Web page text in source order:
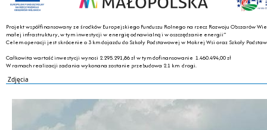
Projekt współfinansowany ze środków Europejskiego Funduszu Rolnego na rzecz Rozwoju Obszarów
małej infrastruktury, w tym inwestycji w energię odnawialną i w oszczędzanie energii”
Celem operacji jest skrócenie o 3 km dojazdu do Szkoły Podstawowej w Mokrej Wsi oraz Szkoły
Całkowita wartość inwestycji wynosi 2.295.291,86 zł w tym dofinansowanie 1.460.494,00 zł
W ramach realizacji zadania wykonana zostanie przebudowa 2.1 km drogi.
Zdjęcia